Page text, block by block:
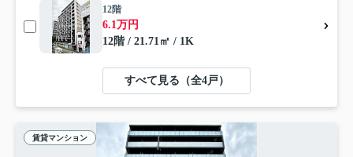
12階
6.1万円
12階 / 21.71㎡ / 1K
すべて見る（全4戸）
賃貸マンション